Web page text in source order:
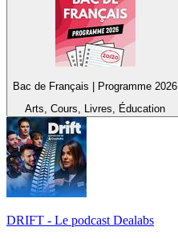
Bac de Français | Programme 2026
Arts, Cours, Livres, Éducation
DRIFT - Le podcast Dealabs